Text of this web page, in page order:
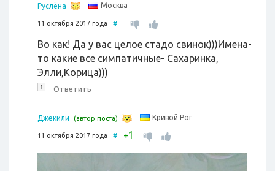
Руслёна Москва
11 октября 2017 года #
Во как! Да у вас целое стадо свинок)))Имена-
то какие все симпатичные- Сахаринка,
Элли,Корица)))
↑ Ответить
Джекили (автор поста) Кривой Рог
11 октября 2017 года # +1